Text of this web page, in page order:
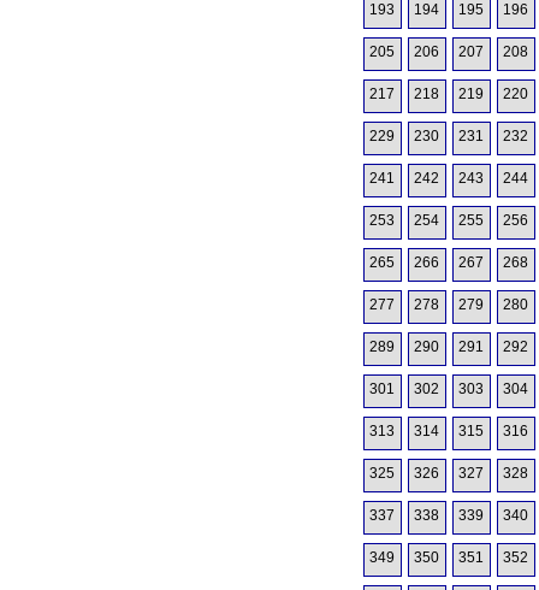
193 194 195 196
205 206 207 208
217 218 219 220
229 230 231 232
241 242 243 244
253 254 255 256
265 266 267 268
277 278 279 280
289 290 291 292
301 302 303 304
313 314 315 316
325 326 327 328
337 338 339 340
349 350 351 352